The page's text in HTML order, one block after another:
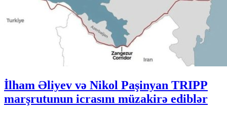
İlham Əliyev və Nikol Paşinyan TRIPP
marşrutunun icrasını müzakirə ediblər